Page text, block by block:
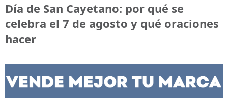
Día de San Cayetano: por qué se
celebra el 7 de agosto y qué oraciones
hacer